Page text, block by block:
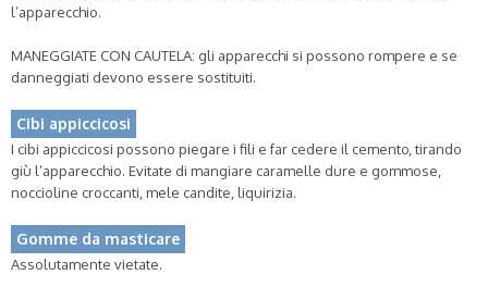
l’apparecchio.
MANEGGIATE CON CAUTELA: gli apparecchi si possono rompere e se
danneggiati devono essere sostituiti.
Cibi appiccicosi
I cibi appiccicosi possono piegare i fili e far cedere il cemento, tirando
giù l’apparecchio. Evitate di mangiare caramelle dure e gommose,
noccioline croccanti, mele candite, liquirizia.
Gomme da masticare
Assolutamente vietate.